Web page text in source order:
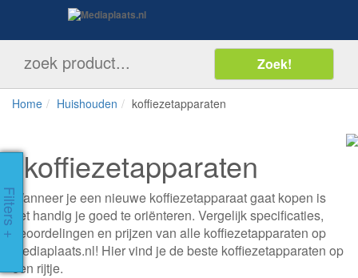
Home Huishouden koffiezetapparaten
koffiezetapparaten
Wanneer je een nieuwe koffiezetapparaat gaat kopen is
het handig je goed te oriënteren. Vergelijk specificaties,
beoordelingen en prijzen van alle koffiezetapparaten op
mediaplaats.nl! Hier vind je de beste koffiezetapparaten op
een rijtje.
Filters +